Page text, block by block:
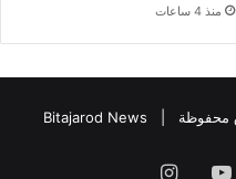
منذ 4 ساعات
Bitajarod News
‫YouTubeانستقرام